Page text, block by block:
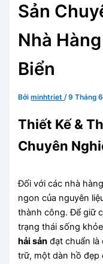
Sản
Nhà
Biển
Bởiminhtriet/9 Tháng
Thiết Kế &
Chuyên
Đối với các nhà
ngon của nguyên
thành công. Để giữ
trạng thái sống
hải sản đạt chuẩn là
trữ, một dàn hồ đẹp